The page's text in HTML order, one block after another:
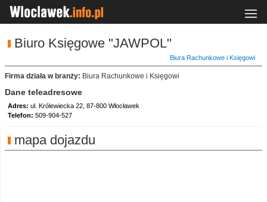
Biuro Księgowe "JAWPOL"
Biura Rachunkowe i Księgowi
Firma działa w branży: Biura Rachunkowe i Księgowi
Dane teleadresowe
Adres: ul. Królewiecka 22, 87-800 Włocławek
Telefon: 509-904-527
mapa dojazdu